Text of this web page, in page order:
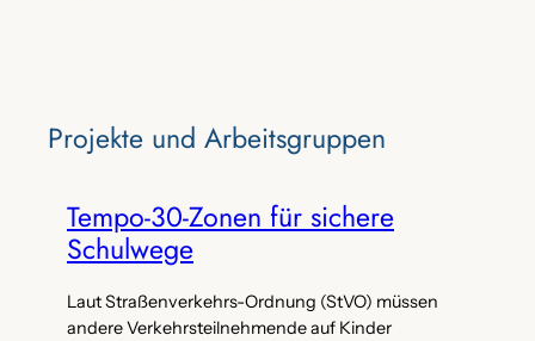
Projekte‌ und Arbeitsgruppen
Tempo-30-Zonen für sichere
Schulwege
Laut Straßenverkehrs-Ordnung (StVO) müssen
andere Verkehrsteilnehmende auf Kinder